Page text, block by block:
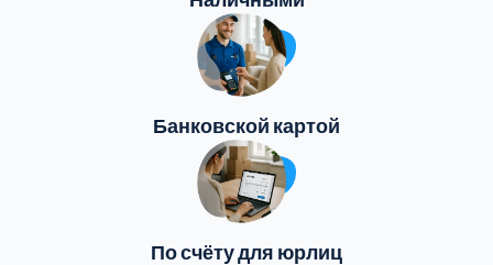
Банковской картой
По счёту для юрлиц